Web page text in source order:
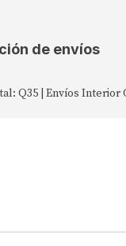
de envíos
Q35 | Envíos Interior